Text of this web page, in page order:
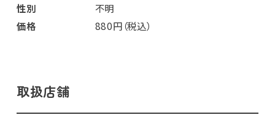
性別
不明
価格
880円（税込）
取扱店舗